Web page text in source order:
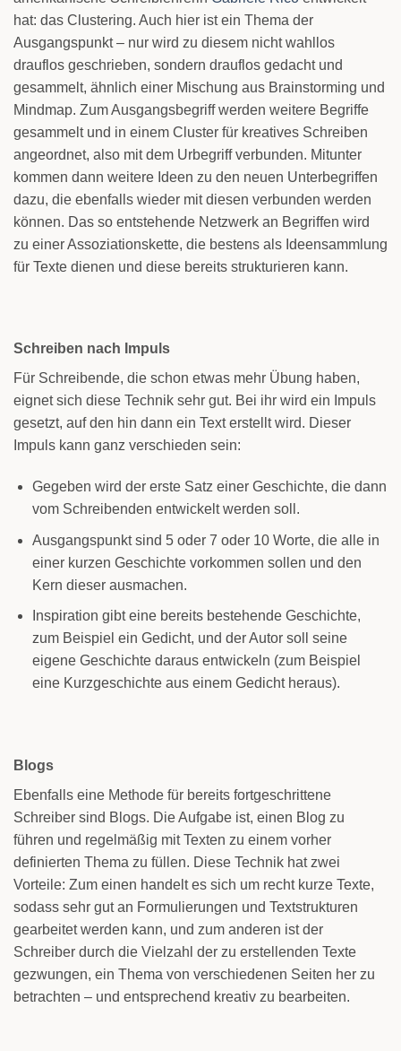
hat: das Clustering. Auch hier ist ein Thema der
Ausgangspunkt – nur wird zu diesem nicht wahllos
drauflos geschrieben, sondern drauflos gedacht und
gesammelt, ähnlich einer Mischung aus Brainstorming und
Mindmap. Zum Ausgangsbegriff werden weitere Begriffe
gesammelt und in einem Cluster für kreatives Schreiben
angeordnet, also mit dem Urbegriff verbunden. Mitunter
kommen dann weitere Ideen zu den neuen Unterbegriffen
dazu, die ebenfalls wieder mit diesen verbunden werden
können. Das so entstehende Netzwerk an Begriffen wird
zu einer Assoziationskette, die bestens als Ideensammlung
für Texte dienen und diese bereits strukturieren kann.
Schreiben nach Impuls
Für Schreibende, die schon etwas mehr Übung haben,
eignet sich diese Technik sehr gut. Bei ihr wird ein Impuls
gesetzt, auf den hin dann ein Text erstellt wird. Dieser
Impuls kann ganz verschieden sein:
Gegeben wird der erste Satz einer Geschichte, die dann
vom Schreibenden entwickelt werden soll.
Ausgangspunkt sind 5 oder 7 oder 10 Worte, die alle in
einer kurzen Geschichte vorkommen sollen und den
Kern dieser ausmachen.
Inspiration gibt eine bereits bestehende Geschichte,
zum Beispiel ein Gedicht, und der Autor soll seine
eigene Geschichte daraus entwickeln (zum Beispiel
eine Kurzgeschichte aus einem Gedicht heraus).
Blogs
Ebenfalls eine Methode für bereits fortgeschrittene
Schreiber sind Blogs. Die Aufgabe ist, einen Blog zu
führen und regelmäßig mit Texten zu einem vorher
definierten Thema zu füllen. Diese Technik hat zwei
Vorteile: Zum einen handelt es sich um recht kurze Texte,
sodass sehr gut an Formulierungen und Textstrukturen
gearbeitet werden kann, und zum anderen ist der
Schreiber durch die Vielzahl der zu erstellenden Texte
gezwungen, ein Thema von verschiedenen Seiten her zu
betrachten – und entsprechend kreativ zu bearbeiten.